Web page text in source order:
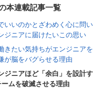
本連載記事一覧
いいのかとざわめく心に問
ジニアに届けたいこの思い
きたい気持ちがエンジニア
が脳をバグらせる理由
ジニアほど「余白」を設計
ムを破滅させる理由